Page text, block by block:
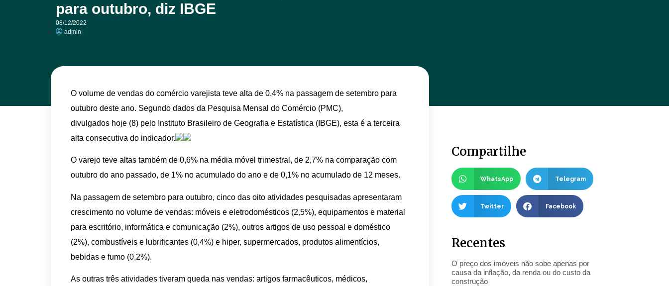
para outubro, diz IBGE
08/12/2022
admin
O volume de vendas do comércio varejista teve alta de 0,4% na passagem de setembro para
outubro deste ano. Segundo dados da Pesquisa Mensal do Comércio (PMC),
divulgados hoje (8) pelo Instituto Brasileiro de Geografia e Estatística (IBGE), esta é a terceira
alta consecutiva do indicador.
O varejo teve altas também de 0,6% na média móvel trimestral, de 2,7% na comparação com
outubro do ano passado, de 1% no acumulado do ano e de 0,1% no acumulado de 12 meses.
Na passagem de setembro para outubro, cinco das oito atividades pesquisadas apresentaram
crescimento no volume de vendas: móveis e eletrodomésticos (2,5%), equipamentos e material
para escritório, informática e comunicação (2%), outros artigos de uso pessoal e doméstico
(2%), combustíveis e lubrificantes (0,4%) e hiper, supermercados, produtos alimentícios,
bebidas e fumo (0,2%).
As outras três atividades tiveram queda nas vendas: artigos farmacêuticos, médicos,
Compartilhe
WhatsApp Telegram
Twitter Facebook
Recentes
O preço dos imóveis não sobe apenas por
causa da inflação, da renda ou do custo da
construção